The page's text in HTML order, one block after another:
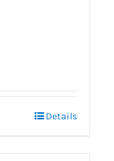
Details